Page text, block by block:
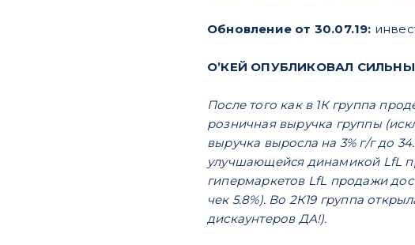
Обновление от 30.07.19:
O’КЕЙ ОПУБЛИКОВАЛ
После того как в 1К группа
розничная выручка группы
выручка выросла на 3% г/г до
улучшающейся динамикой LfL
гипермаркетов LfL продажи
чек 5.8%). Во 2К19 группа
дискаунтеров ДА!).